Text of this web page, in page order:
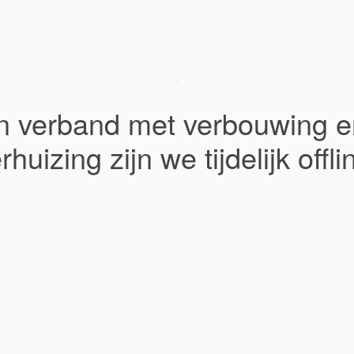
verband met verbouwing
zijn we tijdelijk